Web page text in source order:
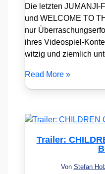
Die letzten JUMANJI-
und WELCOME TO
nur
ihres Videospiel-
witzig und ziemlich
Read More »
Trailer:
Von Stefan